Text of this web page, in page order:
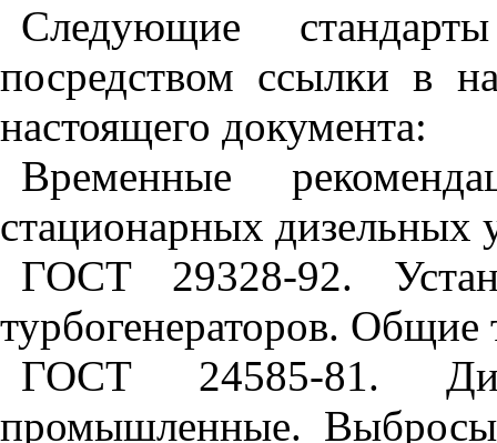
Следующие
посредством ссылки в
настоящего документа:
Временные
стационарных дизельных
ГОСТ 29328-92.
турбогенераторов. Общие
ГОСТ 24585-81.
промышленные.